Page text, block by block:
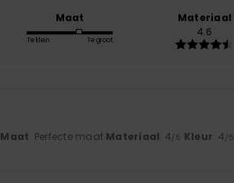
Maat
Te klein Te groot
Materiaal
4.6
Maat: Perfecte maat Materiaal: 4/5 Kleur: 4/5